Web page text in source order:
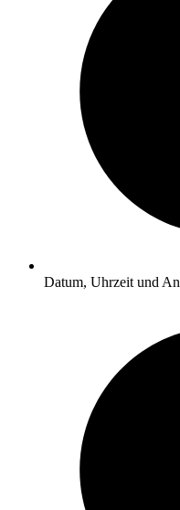
Datum, Uhrzeit und